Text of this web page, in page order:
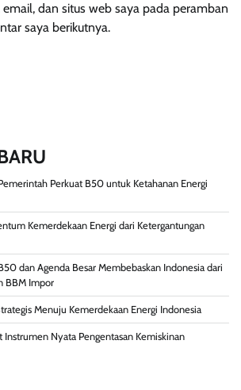
dan situs web saya pada peramban
saya berikutnya.
Perkuat B50 untuk Ketahanan Energi
Kemerdekaan Energi dari Ketergantungan
dan Agenda Besar Membebaskan Indonesia dari
BBM Impor
Menuju Kemerdekaan Energi Indonesia
Instrumen Nyata Pengentasan Kemiskinan